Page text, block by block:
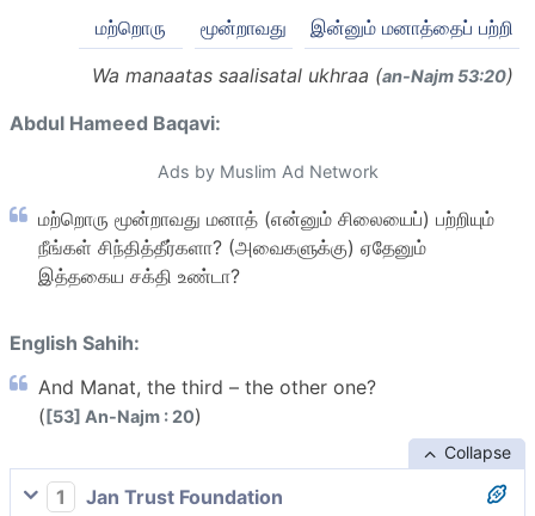
இன்னும் மனாத்தைப் பற்றி
மூன்றாவது
மற்றொரு
Wa manaatas saalisatal ukhraa (an-Najm 53:20)
Abdul Hameed Baqavi:
Ads by Muslim Ad Network
மற்றொரு மூன்றாவது மனாத் (என்னும் சிலையைப்) பற்றியும்
நீங்கள் சிந்தித்தீர்களா? (அவைகளுக்கு) ஏதேனும்
இத்தகைய சக்தி உண்டா?
English Sahih:
And Manat, the third – the other one?
([53] An-Najm : 20)
Collapse
1
Jan Trust Foundation